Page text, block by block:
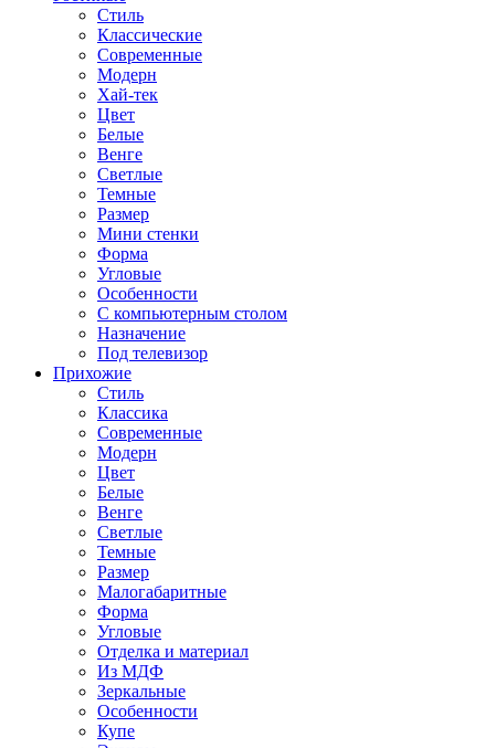
Стиль
Классические
Современные
Модерн
Хай-тек
Цвет
Белые
Венге
Светлые
Темные
Размер
Мини стенки
Форма
Угловые
Особенности
С компьютерным столом
Назначение
Под телевизор
Прихожие
Стиль
Классика
Современные
Модерн
Цвет
Белые
Венге
Светлые
Темные
Размер
Малогабаритные
Форма
Угловые
Отделка и материал
Из МДФ
Зеркальные
Особенности
Купе